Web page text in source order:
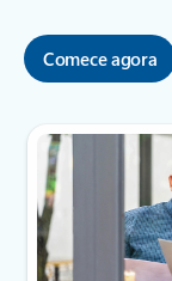
Comece agora